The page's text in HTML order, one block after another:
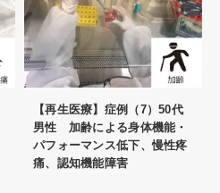
【再生医療】症例（7）50代
男性 加齢による身体機能・
パフォーマンス低下、慢性疼
痛、認知機能障害